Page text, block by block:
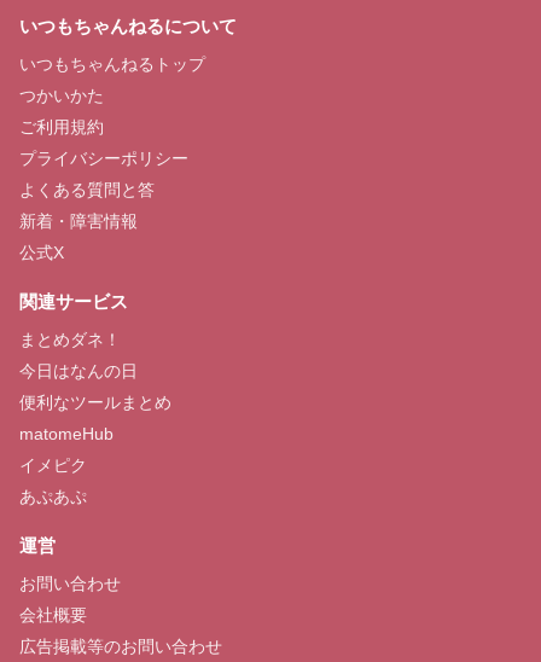
いつもちゃんねるについて
いつもちゃんねるトップ
つかいかた
ご利用規約
プライバシーポリシー
よくある質問と答
新着・障害情報
公式X
関連サービス
まとめダネ！
今日はなんの日
便利なツールまとめ
matomeHub
イメピク
あぷあぷ
運営
お問い合わせ
会社概要
広告掲載等のお問い合わせ